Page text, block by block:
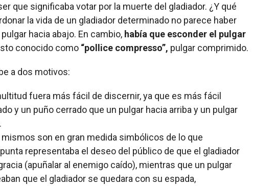
que significaba votar por la muerte del gladiador. ¿Y qué
la vida de un gladiador determinado no parece haber
hacia abajo. En cambio, había que esconder el pulgar
conocido como “pollice compresso”, pulgar comprimido.
a dos motivos:
fuera más fácil de discernir, ya que es más fácil
y un puño cerrado que un pulgar hacia arriba y un pulgar
son en gran medida simbólicos de lo que
representaba el deseo del público de que el gladiador
(apuñalar al enemigo caído), mientras que un pulgar
que el gladiador se quedara con su espada,